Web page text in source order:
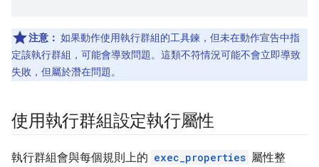
注意： 如果動作使用執行群組的工具鍊，但未在動作宣告中指
定該執行群組，可能會導致問題。這類不符情況可能不會立即導致
失敗，但屬於潛在問題。
使用執行群組設定執行屬性
執行群組會與每個規則上的 exec_properties 屬性整